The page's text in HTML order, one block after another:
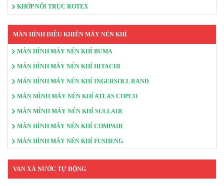
KHỚP NỐI TRỤC ROTEX
MÀN HÌNH ĐIỀU KHIỂN MÁY NÉN KHÍ
MÀN HÌNH MÁY NÉN KHÍ BUMA
MÀN HÌNH MÁY NÉN KHÍ HITACHI
MÁN HÌNH MÁY NÉN KHÍ INGERSOLL RAND
MÀN MÌNH MÁY NÉN KHÍ ATLAS COPCO
MÀN MÌNH MÁY NÉN KHÍ SULLAIR
MÀN HÌNH MÁY NÉN KHÍ COMPAIR
MÀN HÌNH MÁY NÉN KHÍ FUSHENG
VAN XẢ NƯỚC TỰ ĐỘNG